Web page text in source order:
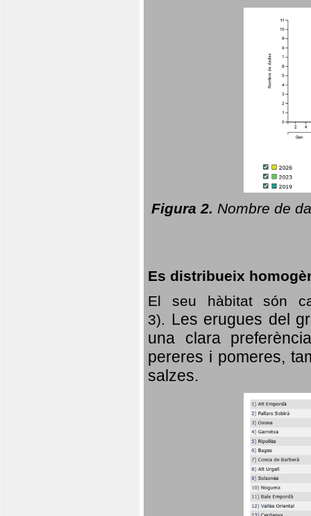
Figura 2. Nombre de
Es distribueix
El seu hàbitat són
3). Les erugues del
una clara
pereres i pomeres,
salzes.